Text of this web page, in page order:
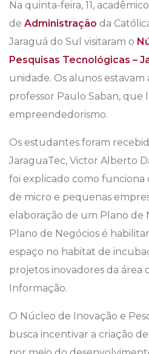
Na quinta-feira, 11,
de Administração da
Jaraguá do Sul visitaram o
Pesquisas Tecnológicas –
unidade. Os alunos
professor Paulo Saban, que
empreendedorismo.
Os estudantes foram
JaraguaTec, Victor Alberto
foi explicado como funciona
de micro e pequenas
elaboração de um Plano de
Plano de Negócios é
espaço no habitat de
projetos inovadores da área
Informação.
O Núcleo de Inovação e
busca incentivar a criação